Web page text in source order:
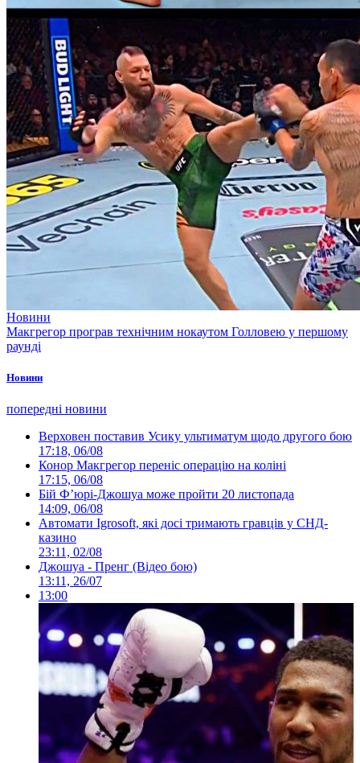
Новини
Макгрегор програв технічним нокаутом Голловею у першому
раунді
Новини
попередні новини
Верховен поставив Усику ультиматум щодо другого бою
17:18, 06/08
Конор Макгрегор переніс операцію на коліні
17:15, 06/08
Бій Ф’юрі-Джошуа може пройти 20 листопада
14:09, 06/08
Автомати Igrosoft, які досі тримають гравців у СНД-
казино
23:11, 02/08
Джошуа - Пренг (Відео бою)
13:11, 26/07
13:00